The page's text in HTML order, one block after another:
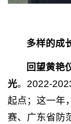
多样的成
回望黄艳
光。2022-
起点；这一年
赛、广东省防